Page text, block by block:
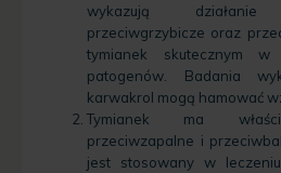
wykazują działanie
przeciwgrzybicze oraz
tymianek skutecznym w
patogenów. Badania
karwakrol mogą hamować
Tymianek ma
przeciwzapalne i
jest stosowany w